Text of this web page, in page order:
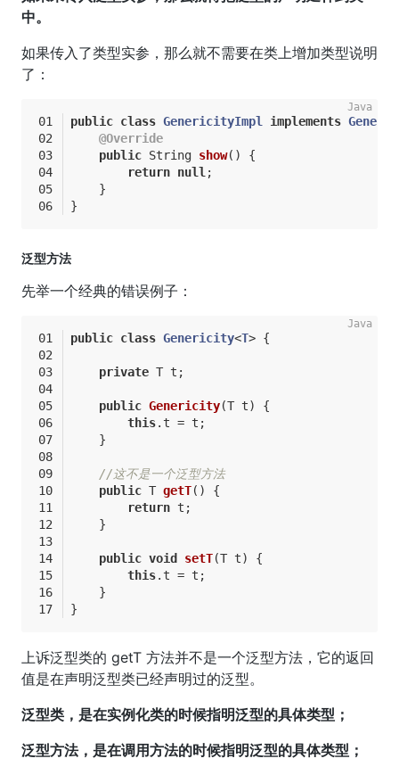
中。
如果传入了类型实参，那么就不需要在类上增加类型说明
了：
public class GenericityImpl implements
@Override
public String show()
{
return null ;
    }
}
泛型方法
先举一个经典的错误例子：
public class Genericity<T> {
private T t;
public Genericity(T t)
{
this.t = t;
    }
//这不是一个泛型方法
public T getT()
{
return t;
    }
public void setT(T t)
{
this.t = t;
    }
}
上诉泛型类的 getT 方法并不是一个泛型方法，它的返回
值是在声明泛型类已经声明过的泛型。
泛型类，是在实例化类的时候指明泛型的具体类型；
泛型方法，是在调用方法的时候指明泛型的具体类型；